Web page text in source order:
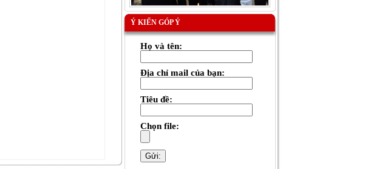
Ý KIẾN GÓP Ý
Họ và tên:
Địa chỉ mail của bạn:
Tiêu đề:
Chọn file: